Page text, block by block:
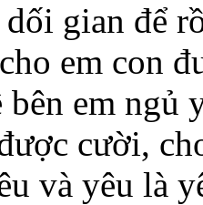
gian để
em con
bên em ngủ
cười,
và yêu là